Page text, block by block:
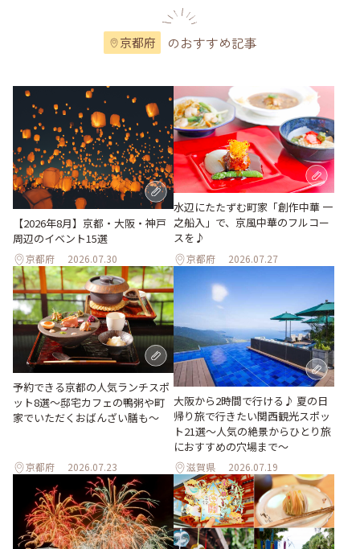
京都府 のおすすめ記事
【2026年8月】京都・大阪・神戸
周辺のイベント15選
京都府 2026.07.30
水辺にたたずむ町家「創作中華 一
之船入」で、京風中華のフルコー
スを♪
京都府 2026.07.27
予約できる京都の人気ランチスポ
ット8選～邸宅カフェの鴨粥や町
家でいただくおばんざい膳も～
京都府 2026.07.23
大阪から2時間で行ける♪ 夏の日
帰り旅で行きたい関西観光スポッ
ト21選～人気の絶景からひとり旅
におすすめの穴場まで～
滋賀県 2026.07.19